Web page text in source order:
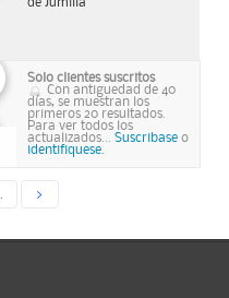
de Jumilla
Solo clientes suscritos
Con antiguedad de 40
días, se muestran los
primeros 20 resultados.
Para ver todos los
actualizados... Suscribase o
identifiquese.
>